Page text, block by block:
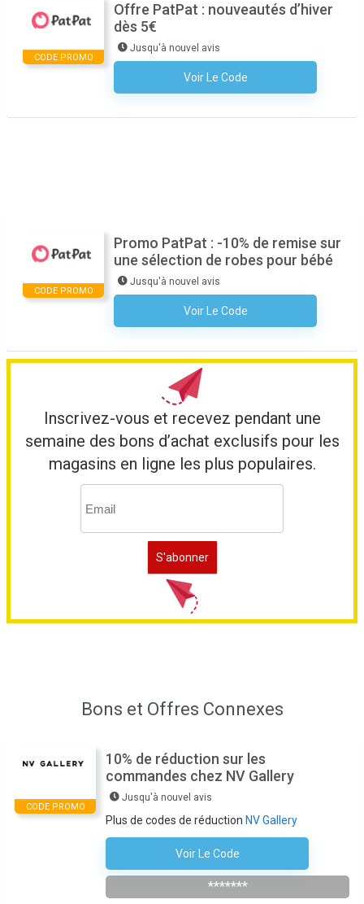
CODE PROMO
Offre PatPat : nouveautés d’hiver
dès 5€
Jusqu'à nouvel avis
Voir Le Code
Aucun Code N'est Nécessaire
CODE PROMO
Promo PatPat : -10% de remise sur
une sélection de robes pour bébé
Jusqu'à nouvel avis
Voir Le Code
Aucun Code N'est Nécessaire
Inscrivez-vous et recevez pendant une
semaine des bons d’achat exclusifs pour les
magasins en ligne les plus populaires.
Bons et Offres Connexes
CODE PROMO
10% de réduction sur les
commandes chez NV Gallery
Jusqu'à nouvel avis
Plus de codes de réduction NV Gallery
Voir Le Code
S'inscrire À La Newsletter
*******